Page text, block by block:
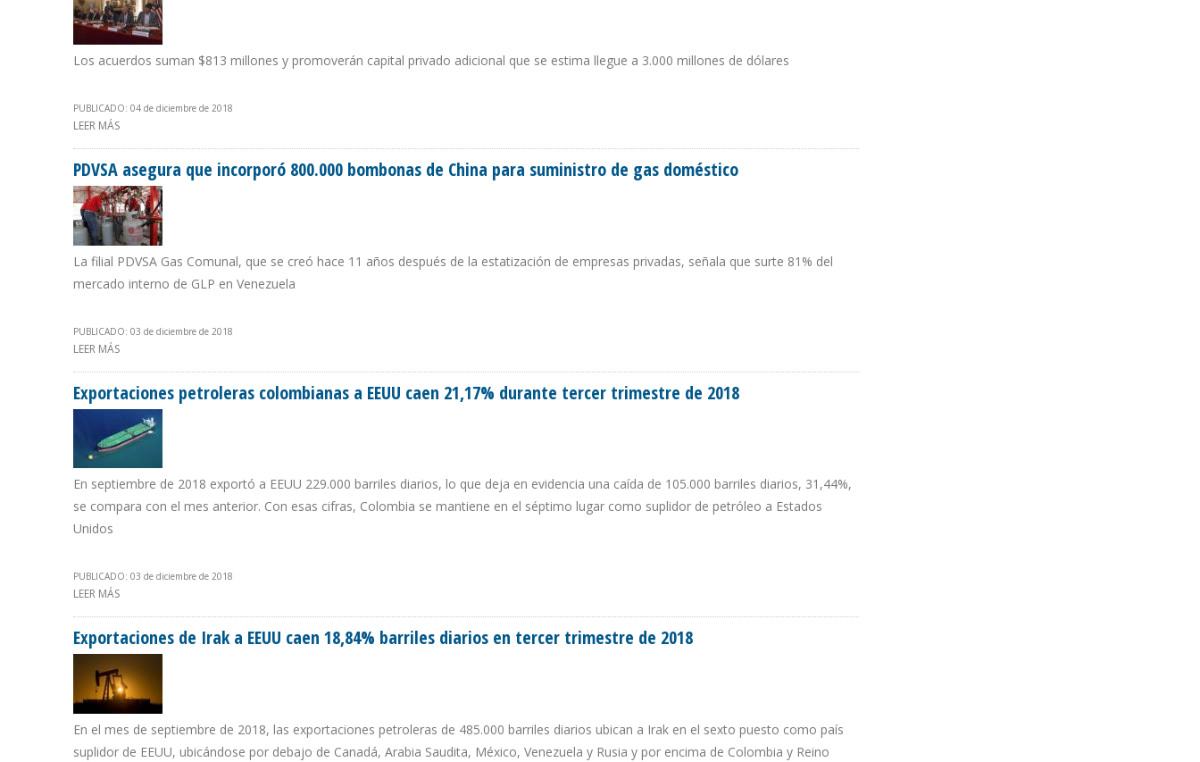
Los acuerdos suman $813 millones y promoverán capital privado adicional que se estima llegue a 3.000 millones de dólares
PUBLICADO: 04 de diciembre de 2018
LEER MÁS
PDVSA asegura que incorporó 800.000 bombonas de China para suministro de gas doméstico
La filial PDVSA Gas Comunal, que se creó hace 11 años después de la estatización de empresas privadas, señala que surte 81% del
mercado interno de GLP en Venezuela
PUBLICADO: 03 de diciembre de 2018
LEER MÁS
Exportaciones petroleras colombianas a EEUU caen 21,17% durante tercer trimestre de 2018
En septiembre de 2018 exportó a EEUU 229.000 barriles diarios, lo que deja en evidencia una caída de 105.000 barriles diarios, 31,44%,
se compara con el mes anterior. Con esas cifras, Colombia se mantiene en el séptimo lugar como suplidor de petróleo a Estados
Unidos
PUBLICADO: 03 de diciembre de 2018
LEER MÁS
Exportaciones de Irak a EEUU caen 18,84% barriles diarios en tercer trimestre de 2018
En el mes de septiembre de 2018, las exportaciones petroleras de 485.000 barriles diarios ubican a Irak en el sexto puesto como país
suplidor de EEUU, ubicándose por debajo de Canadá, Arabia Saudita, México, Venezuela y Rusia y por encima de Colombia y Reino